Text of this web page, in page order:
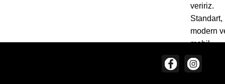
veririz.
Standart,
modern
mobil
uyumlu bir
kurumsal